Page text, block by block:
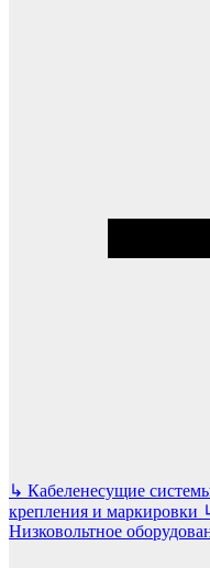
↳ Кабеленесущие
крепления и маркировки
Низковольтное